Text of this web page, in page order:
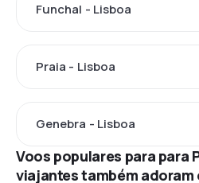
Funchal - Lisboa
Praia - Lisboa
Genebra - Lisboa
Voos populares para para
viajantes também